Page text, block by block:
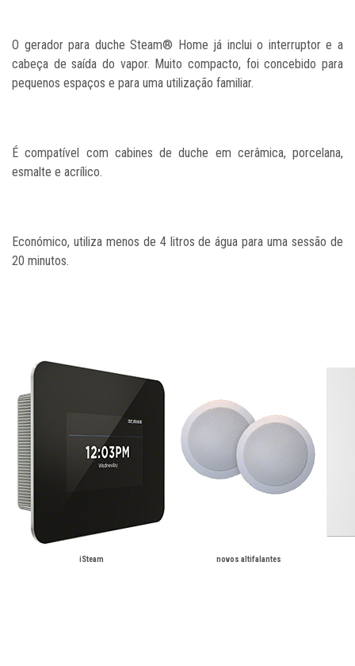
O gerador para duche Steam® Home já inclui o interruptor e a
cabeça de saída do vapor. Muito compacto, foi concebido para
pequenos espaços e para uma utilização familiar.
É compatível com cabines de duche em cerâmica, porcelana,
esmalte e acrílico.
Económico, utiliza menos de 4 litros de água para uma sessão de
20 minutos.
iSteam novos altifalantes